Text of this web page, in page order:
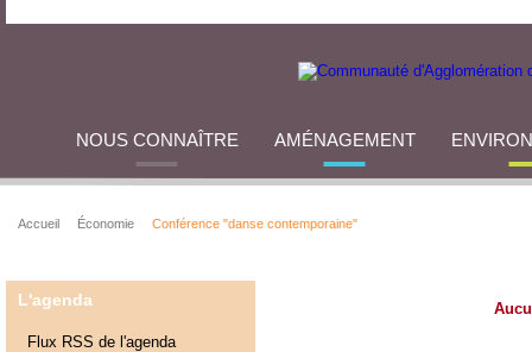
NOUS CONNAÎTRE AMÉNAGEMENT
Accueil Économie Conférence "danse contemporaine"
L'agenda
Flux RSS de l'agenda